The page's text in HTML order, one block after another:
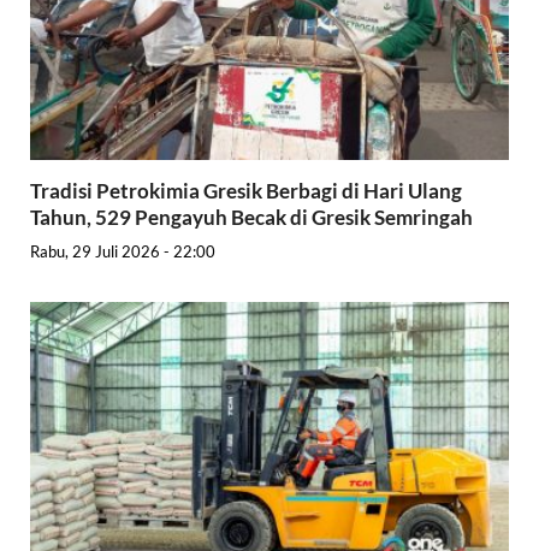
Tradisi Petrokimia Gresik Berbagi di Hari Ulang
Tahun, 529 Pengayuh Becak di Gresik Semringah
Rabu, 29 Juli 2026 - 22:00